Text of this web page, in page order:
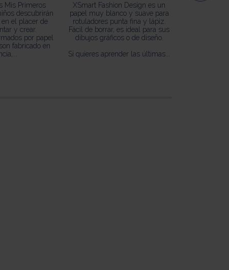
Mis Primeros
descubrirán
el placer de
y crear.
por papel
fabricado en
XSmart Fashion Design es un
papel muy blanco y suave para
rotuladores punta fina y lápiz.
Fácil de borrar, es ideal para sus
dibujos gráficos o de diseño.
Si quieres aprender las últimas...